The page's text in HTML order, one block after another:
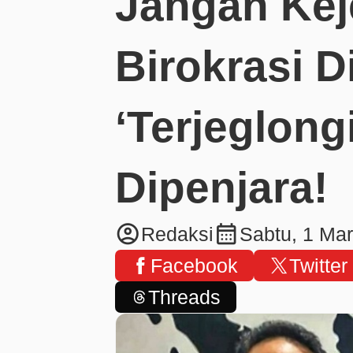
Birokrasi
Dipenjara!
account_circleRedaksi calendar_monthSabtu, 1
Facebook
Twitter
Threads